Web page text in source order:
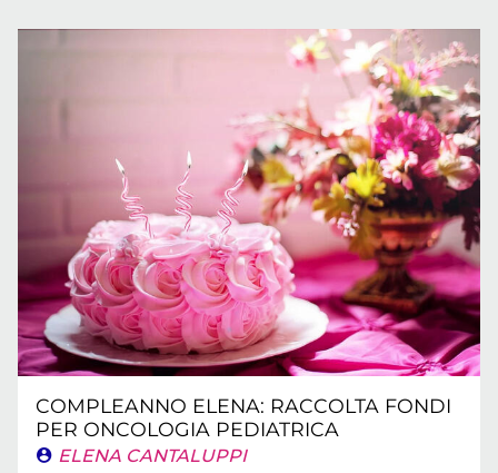
COMPLEANNO ELENA: RACCOLTA FONDI
PER ONCOLOGIA PEDIATRICA
ELENA CANTALUPPI